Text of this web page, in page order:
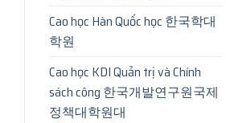
Cao học Hàn Quốc học 한국학대
학원
Cao học KDI Quản trị và Chính
sách công 한국개발연구원국제
정책대학원대